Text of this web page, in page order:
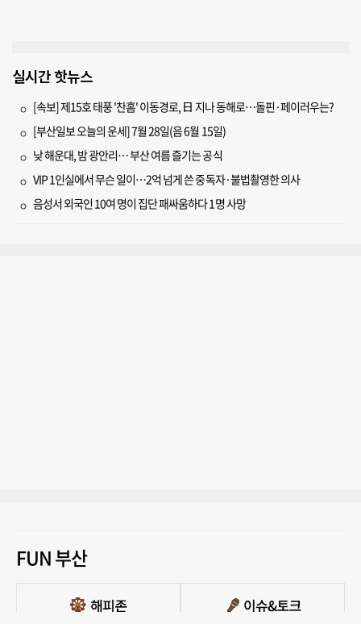
실시간 핫뉴스
[속보] 제15호 태풍 '찬홈' 이동경로, 日 지나 동해로…돌핀·페이러우는?
[부산일보 오늘의 운세] 7월 28일(음 6월 15일)
낮 해운대, 밤 광안리… 부산 여름 즐기는 공식
VIP 1인실에서 무슨 일이…2억 넘게 쓴 중독자·불법촬영한 의사
음성서 외국인 10여 명이 집단 패싸움하다 1명 사망
FUN 부산